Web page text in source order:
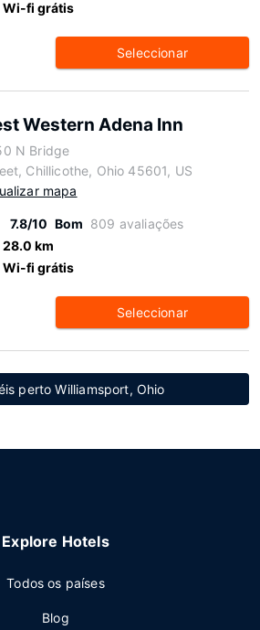
Wi-fi grátis
Seleccionar
Western Adena Inn
N Bridge
Chillicothe, Ohio 45601, US
mapa
7.8/10 Bom 809 avaliações
28.0 km
Wi-fi grátis
Seleccionar
perto Williamsport, Ohio
Explore Hotels
Todos os países
Blog